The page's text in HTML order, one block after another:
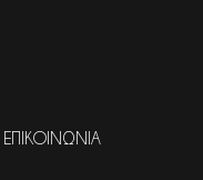
ΕΠΙΚΟΙΝΩΝΙΑ